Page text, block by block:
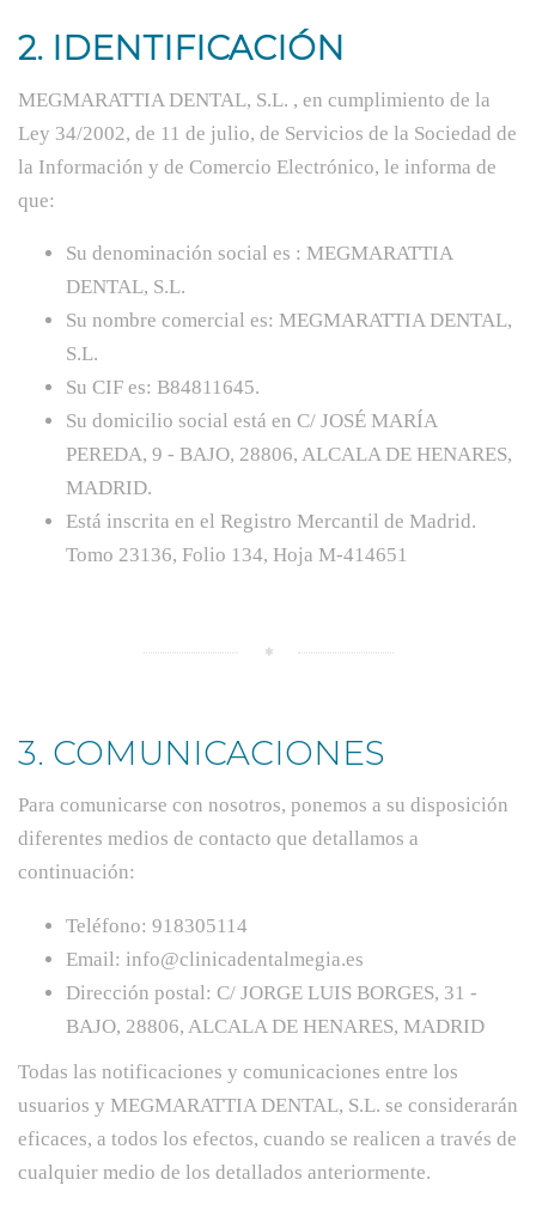
2. IDENTIFICACIÓN
MEGMARATTIA DENTAL, S.L. , en cumplimiento de la
Ley 34/2002, de 11 de julio, de Servicios de la Sociedad de
la Información y de Comercio Electrónico, le informa de
que:
Su denominación social es : MEGMARATTIA
DENTAL, S.L.
Su nombre comercial es: MEGMARATTIA DENTAL,
S.L.
Su CIF es: B84811645.
Su domicilio social está en C/ JOSÉ MARÍA
PEREDA, 9 - BAJO, 28806, ALCALA DE HENARES,
MADRID.
Está inscrita en el Registro Mercantil de Madrid.
Tomo 23136, Folio 134, Hoja M-414651
3. COMUNICACIONES
Para comunicarse con nosotros, ponemos a su disposición
diferentes medios de contacto que detallamos a
continuación:
Teléfono: 918305114
Email: info@clinicadentalmegia.es
Dirección postal: C/ JORGE LUIS BORGES, 31 -
BAJO, 28806, ALCALA DE HENARES, MADRID
Todas las notificaciones y comunicaciones entre los
usuarios y MEGMARATTIA DENTAL, S.L. se considerarán
eficaces, a todos los efectos, cuando se realicen a través de
cualquier medio de los detallados anteriormente.